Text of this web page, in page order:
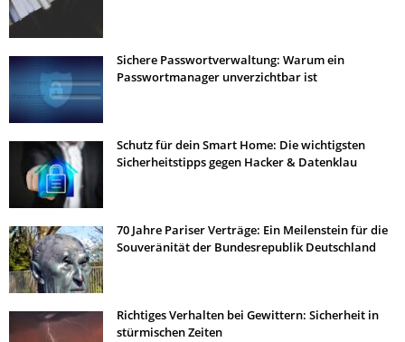
Sichere Passwortverwaltung: Warum ein
Passwortmanager unverzichtbar ist
Schutz für dein Smart Home: Die wichtigsten
Sicherheitstipps gegen Hacker & Datenklau
70 Jahre Pariser Verträge: Ein Meilenstein für die
Souveränität der Bundesrepublik Deutschland
Richtiges Verhalten bei Gewittern: Sicherheit in
stürmischen Zeiten